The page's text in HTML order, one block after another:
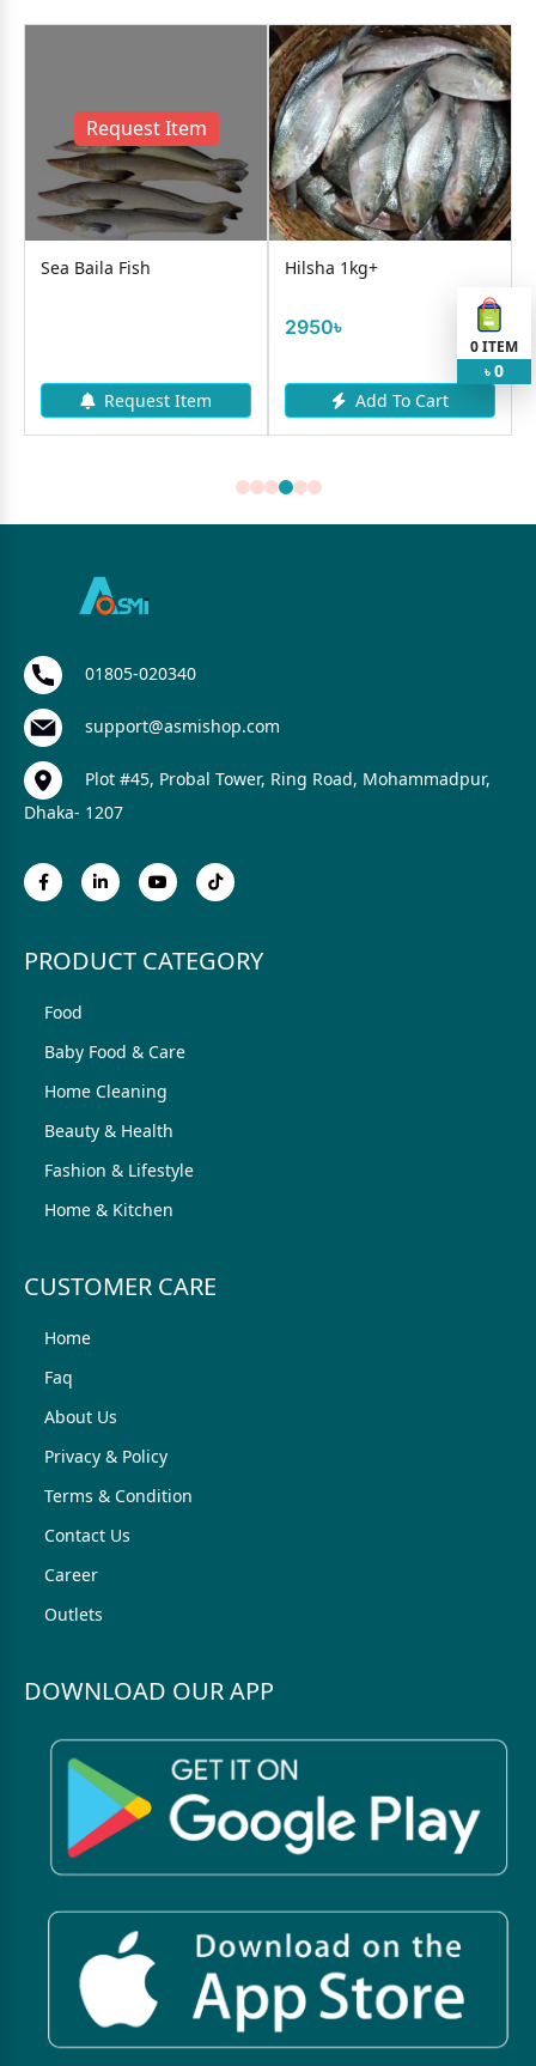
Request Item
Sea Baila Fish
Request Item
Hilsha 1kg+
2950৳
Add To Cart
0ITEM
৳ 0
01805-020340
support@asmishop.com
Plot #45, Probal Tower, Ring Road, Mohammadpur,
Dhaka- 1207
PRODUCT CATEGORY
Food
Baby Food & Care
Home Cleaning
Beauty & Health
Fashion & Lifestyle
Home & Kitchen
CUSTOMER CARE
Home
Faq
About Us
Privacy & Policy
Terms & Condition
Contact Us
Career
Outlets
DOWNLOAD OUR APP